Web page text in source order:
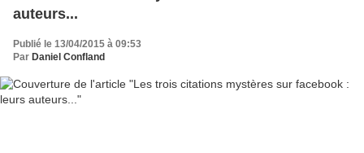
auteurs...
Publié le 13/04/2015 à 09:53
Par Daniel Confland